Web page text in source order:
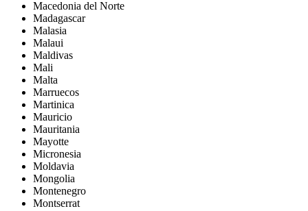
Macedonia del Norte
Madagascar
Malasia
Malaui
Maldivas
Mali
Malta
Marruecos
Martinica
Mauricio
Mauritania
Mayotte
Micronesia
Moldavia
Mongolia
Montenegro
Montserrat